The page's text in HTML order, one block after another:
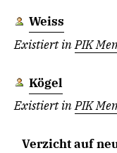
Weiss
Existiert inPIK
Kögel
Existiert inPIK
Verzicht auf